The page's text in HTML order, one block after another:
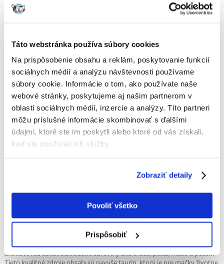
Táto webstránka používa súbory cookies
Na prispôsobenie obsahu a reklám, poskytovanie funkcií
sociálnych médií a analýzu návštevnosti používame
súbory cookie. Informácie o tom, ako používate naše
webové stránky, poskytujeme aj našim partnerom v
oblasti sociálnych médií, inzercie a analýzy. Títo partneri
môžu príslušné informácie skombinovať s ďalšími
údajmi, ktoré ste im poskytli alebo ktoré od vás získali,
keď ste používali ich služby.
Zobraziť detaily
Povoliť všetko
Prispôsobiť
HMOTNOSŤ CENA
2.4 KG
€4.00
ZESTAW 6 X 400 G
(€7.25/ KG)
4.8 KG €4.00 34.80 €
(€7.25/ KG)
ODOSIELAME DO 48HODÍN
Fotky našich zákazníkovPozri ďalšie fotografie
poskytovať mačke stravu s jeho dostatočným množstvom. Organizmus
mačiek nedokáže dobre spracovať obilniny, čo často vedie k vzniku
mnohých potravinových intolerancií. Preto sa pri výrobe krmiva
Animonda Carny Adult od použitia obilnín upustilo. Receptúra krmiva
neobsahuje ani sóju, keďže i ta má vysoký alergénny potenciál. Zdrojmi
bielkovín sú čerstvé živočíšne suroviny ako srdce, pľúca, mäso a pečeň.